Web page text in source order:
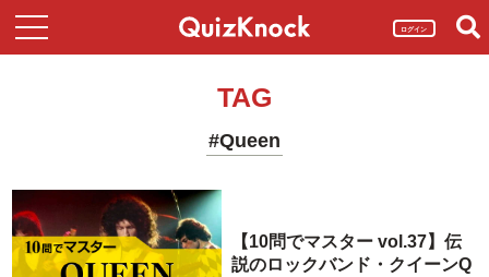
ログイン
TAG
#Queen
【10問でマスター vol.37】伝
説のロックバンド・クイーンQ